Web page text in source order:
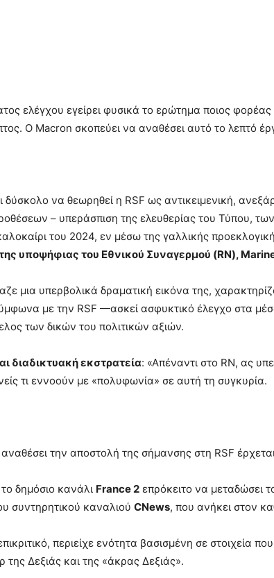
ελέγχου εγείρει φυσικά το ερώτημα ποιος φορέας
Ο Macron σκοπεύει να αναθέσει αυτό το λεπτό
δύσκολο να θεωρηθεί η RSF ως αντικειμενική,
– υπεράσπιση της ελευθερίας του Τύπου,
του 2024, εν μέσω της γαλλικής
υποψήφιας του Εθνικού Συναγερμού (RN),
μια υπερβολικά δραματική εικόνα της,
με την RSF —ασκεί ασφυκτικό έλεγχο στα
των δικών του πολιτικών αξιών.
διαδικτυακή εκστρατεία: «Απέναντι στο RN, ας
τι εννοούν με «πολυφωνία» σε αυτή τη συγκυρία.
την αποστολή της σήμανσης στη RSF
δημόσιο κανάλι France 2 επρόκειτο να μεταδώσει
συντηρητικού καναλιού CNews, που ανήκει στον
περιείχε ενότητα βασισμένη σε στοιχεία
Δεξιάς και της «άκρας Δεξιάς».